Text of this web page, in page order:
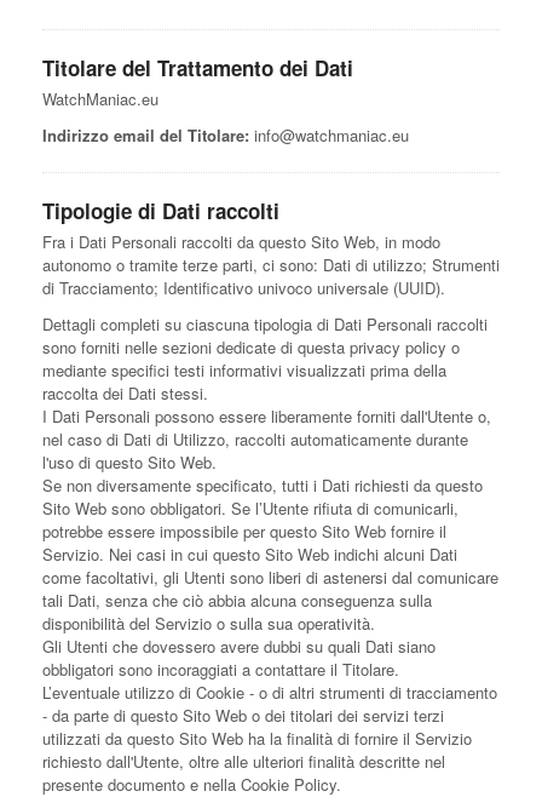
Titolare del Trattamento dei Dati
WatchManiac.eu
Indirizzo email del Titolare: info@watchmaniac.eu
Tipologie di Dati raccolti
Fra i Dati Personali raccolti da questo Sito Web, in modo
autonomo o tramite terze parti, ci sono: Dati di utilizzo; Strumenti
di Tracciamento; Identificativo univoco universale (UUID).
Dettagli completi su ciascuna tipologia di Dati Personali raccolti
sono forniti nelle sezioni dedicate di questa privacy policy o
mediante specifici testi informativi visualizzati prima della
raccolta dei Dati stessi.
I Dati Personali possono essere liberamente forniti dall'Utente o,
nel caso di Dati di Utilizzo, raccolti automaticamente durante
l'uso di questo Sito Web.
Se non diversamente specificato, tutti i Dati richiesti da questo
Sito Web sono obbligatori. Se l’Utente rifiuta di comunicarli,
potrebbe essere impossibile per questo Sito Web fornire il
Servizio. Nei casi in cui questo Sito Web indichi alcuni Dati
come facoltativi, gli Utenti sono liberi di astenersi dal comunicare
tali Dati, senza che ciò abbia alcuna conseguenza sulla
disponibilità del Servizio o sulla sua operatività.
Gli Utenti che dovessero avere dubbi su quali Dati siano
obbligatori sono incoraggiati a contattare il Titolare.
L’eventuale utilizzo di Cookie - o di altri strumenti di tracciamento
- da parte di questo Sito Web o dei titolari dei servizi terzi
utilizzati da questo Sito Web ha la finalità di fornire il Servizio
richiesto dall'Utente, oltre alle ulteriori finalità descritte nel
presente documento e nella Cookie Policy.